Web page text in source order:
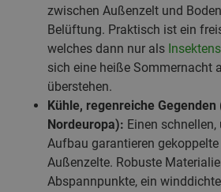
zwischen Außenzelt und
Belüftung. Praktisch ist ein
welches dann nur als
sich eine heiße Sommernacht
überstehen.
Kühle, regenreiche Gegenden
Nordeuropa): Einen
Aufbau garantieren gekoppelte
Außenzelte. Robuste
Abspannpunkte, ein